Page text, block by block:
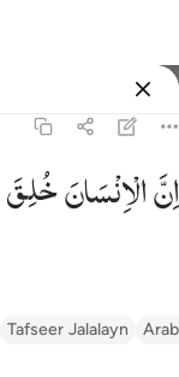
اِنَّالْاِنْسَانَخُلِقَ
Tafseer Jalalayn